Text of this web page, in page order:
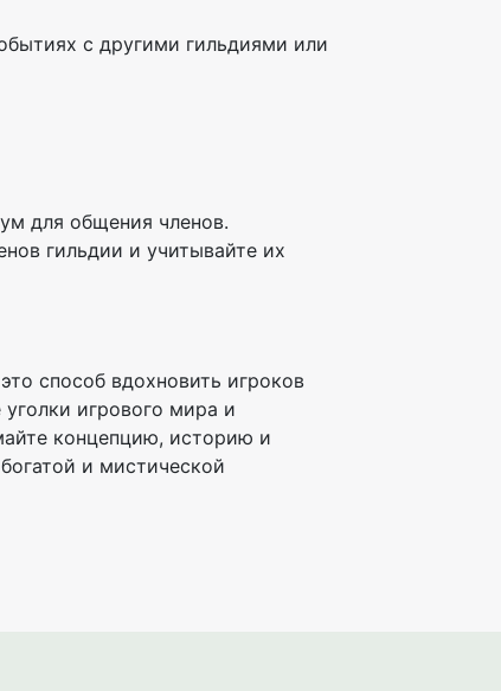
с другими гильдиями или
для общения членов.
гильдии и учитывайте их
способ вдохновить игроков
игрового мира и
концепцию, историю и
и мистической